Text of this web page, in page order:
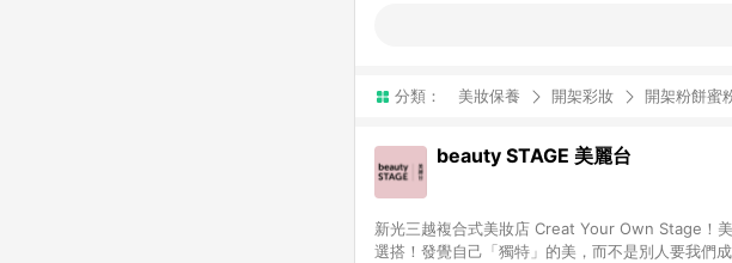
分類： 美妝保養 開架彩妝 開架粉餅蜜
beauty STAGE 美麗台
新光三越複合式美妝店 Creat Your Own Stage！
選搭！發覺自己「獨特」的美，而不是別人要我們